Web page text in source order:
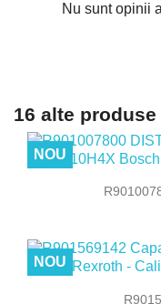
Nu sunt opinii
16 alte
NOU
NOU